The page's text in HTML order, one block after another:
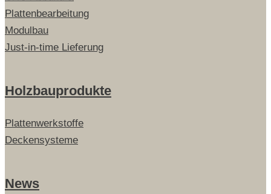
Plattenbearbeitung
Modulbau
Just-in-time Lieferung
Holzbauprodukte
Plattenwerkstoffe
Deckensysteme
News